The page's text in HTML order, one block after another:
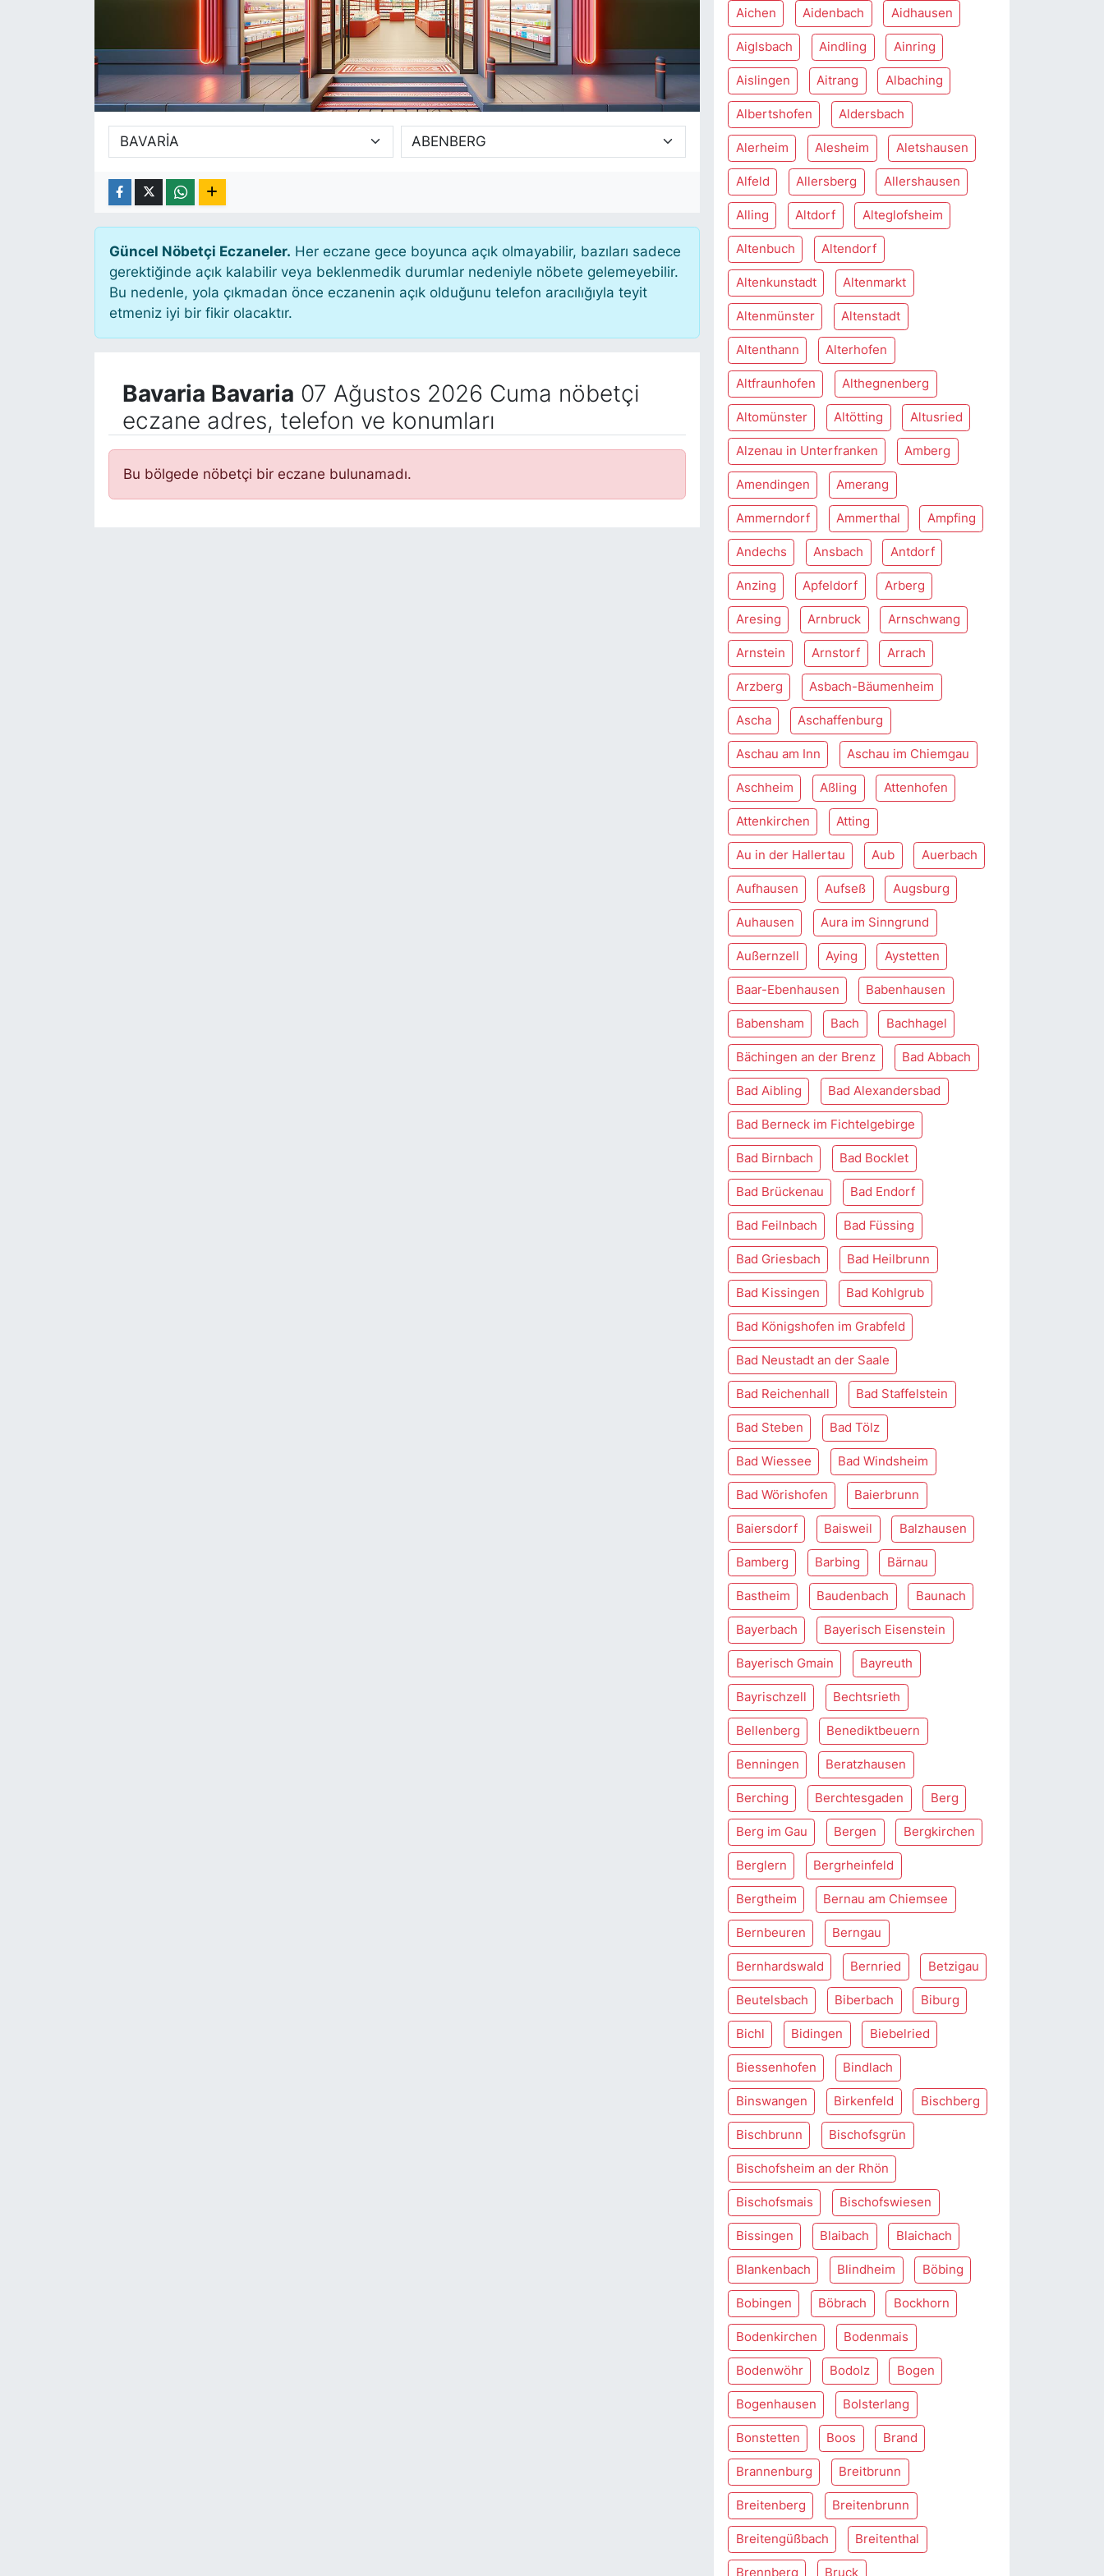
Güncel Nöbetçi Eczaneler. Her eczane gece boyunca açık olmayabilir, bazıları sadece
gerektiğinde açık kalabilir veya beklenmedik durumlar nedeniyle nöbete gelemeyebilir.
Bu nedenle, yola çıkmadan önce eczanenin açık olduğunu telefon aracılığıyla teyit
etmeniz iyi bir fikir olacaktır.
Bavaria Bavaria 07 Ağustos 2026 Cuma nöbetçi
eczane adres, telefon ve konumları
Bu bölgede nöbetçi bir eczane bulunamadı.
Aichen Aidenbach Aidhausen
Aiglsbach Aindling Ainring
Aislingen Aitrang Albaching
Albertshofen Aldersbach
Alerheim Alesheim Aletshausen
Alfeld Allersberg Allershausen
Alling Altdorf Alteglofsheim
Altenbuch Altendorf
Altenkunstadt Altenmarkt
Altenmünster Altenstadt
Altenthann Alterhofen
Altfraunhofen Althegnenberg
Altomünster Altötting Altusried
Alzenau in Unterfranken Amberg
Amendingen Amerang
Ammerndorf Ammerthal Ampfing
Andechs Ansbach Antdorf
Anzing Apfeldorf Arberg
Aresing Arnbruck Arnschwang
Arnstein Arnstorf Arrach
Arzberg Asbach-Bäumenheim
Ascha Aschaffenburg
Aschau am Inn Aschau im Chiemgau
Aschheim Aßling Attenhofen
Attenkirchen Atting
Au in der Hallertau Aub Auerbach
Aufhausen Aufseß Augsburg
Auhausen Aura im Sinngrund
Außernzell Aying Aystetten
Baar-Ebenhausen Babenhausen
Babensham Bach Bachhagel
Bächingen an der Brenz Bad Abbach
Bad Aibling Bad Alexandersbad
Bad Berneck im Fichtelgebirge
Bad Birnbach Bad Bocklet
Bad Brückenau Bad Endorf
Bad Feilnbach Bad Füssing
Bad Griesbach Bad Heilbrunn
Bad Kissingen Bad Kohlgrub
Bad Königshofen im Grabfeld
Bad Neustadt an der Saale
Bad Reichenhall Bad Staffelstein
Bad Steben Bad Tölz
Bad Wiessee Bad Windsheim
Bad Wörishofen Baierbrunn
Baiersdorf Baisweil Balzhausen
Bamberg Barbing Bärnau
Bastheim Baudenbach Baunach
Bayerbach Bayerisch Eisenstein
Bayerisch Gmain Bayreuth
Bayrischzell Bechtsrieth
Bellenberg Benediktbeuern
Benningen Beratzhausen
Berching Berchtesgaden Berg
Berg im Gau Bergen Bergkirchen
Berglern Bergrheinfeld
Bergtheim Bernau am Chiemsee
Bernbeuren Berngau
Bernhardswald Bernried Betzigau
Beutelsbach Biberbach Biburg
Bichl Bidingen Biebelried
Biessenhofen Bindlach
Binswangen Birkenfeld Bischberg
Bischbrunn Bischofsgrün
Bischofsheim an der Rhön
Bischofsmais Bischofswiesen
Bissingen Blaibach Blaichach
Blankenbach Blindheim Böbing
Bobingen Böbrach Bockhorn
Bodenkirchen Bodenmais
Bodenwöhr Bodolz Bogen
Bogenhausen Bolsterlang
Bonstetten Boos Brand
Brannenburg Breitbrunn
Breitenberg Breitenbrunn
Breitengüßbach Breitenthal
Brennberg Bruck
SAĞLIK